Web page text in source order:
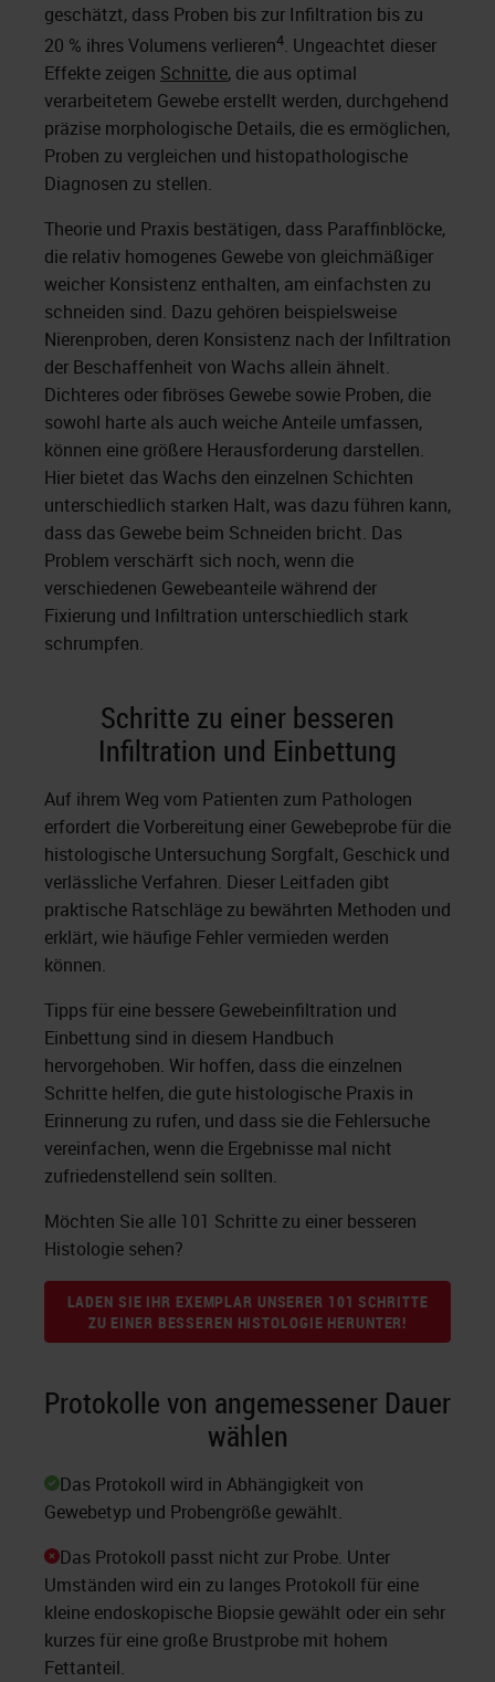
geschätzt, dass Proben bis zur Infiltration bis zu
20 % ihres Volumens verlieren4. Ungeachtet dieser
Effekte zeigen Schnitte, die aus optimal
verarbeitetem Gewebe erstellt werden, durchgehend
präzise morphologische Details, die es ermöglichen,
Proben zu vergleichen und histopathologische
Diagnosen zu stellen.
Theorie und Praxis bestätigen, dass Paraffinblöcke,
die relativ homogenes Gewebe von gleichmäßiger
weicher Konsistenz enthalten, am einfachsten zu
schneiden sind. Dazu gehören beispielsweise
Nierenproben, deren Konsistenz nach der Infiltration
der Beschaffenheit von Wachs allein ähnelt.
Dichteres oder fibröses Gewebe sowie Proben, die
sowohl harte als auch weiche Anteile umfassen,
können eine größere Herausforderung darstellen.
Hier bietet das Wachs den einzelnen Schichten
unterschiedlich starken Halt, was dazu führen kann,
dass das Gewebe beim Schneiden bricht. Das
Problem verschärft sich noch, wenn die
verschiedenen Gewebeanteile während der
Fixierung und Infiltration unterschiedlich stark
schrumpfen.
Schritte zu einer besseren
Infiltration und Einbettung
Auf ihrem Weg vom Patienten zum Pathologen
erfordert die Vorbereitung einer Gewebeprobe für die
histologische Untersuchung Sorgfalt, Geschick und
verlässliche Verfahren. Dieser Leitfaden gibt
praktische Ratschläge zu bewährten Methoden und
erklärt, wie häufige Fehler vermieden werden
können.
Tipps für eine bessere Gewebeinfiltration und
Einbettung sind in diesem Handbuch
hervorgehoben. Wir hoffen, dass die einzelnen
Schritte helfen, die gute histologische Praxis in
Erinnerung zu rufen, und dass sie die Fehlersuche
vereinfachen, wenn die Ergebnisse mal nicht
zufriedenstellend sein sollten.
Möchten Sie alle 101 Schritte zu einer besseren
Histologie sehen?
LADEN SIE IHR EXEMPLAR UNSERER 101 SCHRITTE
ZU EINER BESSEREN HISTOLOGIE HERUNTER!
Protokolle von angemessener Dauer
wählen
Das Protokoll wird in Abhängigkeit von
Gewebetyp und Probengröße gewählt.
Das Protokoll passt nicht zur Probe. Unter
Umständen wird ein zu langes Protokoll für eine
kleine endoskopische Biopsie gewählt oder ein sehr
kurzes für eine große Brustprobe mit hohem
Fettanteil.